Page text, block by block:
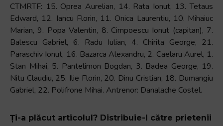
CTMRTF: 15. Oprea Aurelian, 14. Rata Ionut, 13. Tetaus
Edward, 12. Iancu Florin, 11. Onica Laurentiu, 10. Mihaiuc
Marian, 9. Popa Valentin, 8. Cimpoescu Ionut (capitan), 7.
Balescu Gabriel, 6. Radu Iulian, 4. Chirita George, 21.
Paraschiv Ionut, 16. Bazarca Alexandru, 2. Caelaru Aurel, 1.
Stan Mihai, 5. Pantelimon Bogdan, 3. Badea George, 19.
Nitu Claudiu, 25. Ilie Florin, 20. Dinu Cristian, 18. Dumangiu
Gabriel, 22. Polifrone Mihai. Antrenor: Danalache Costel.
Ți-a plăcut articolul? Distribuie-l către prietenii